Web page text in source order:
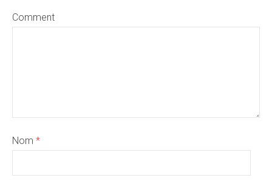
Comment
Nom *